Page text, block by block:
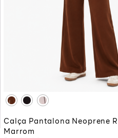
G
M
XGG
ADICIONAR À
Calça Pantalona Neoprene
Marrom